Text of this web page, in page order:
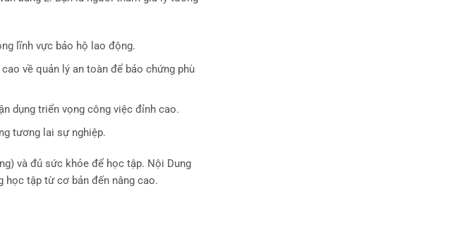
lĩnh vực bảo hộ lao động.
về quản lý an toàn để bảo chứng phù
dụng triển vọng công việc đỉnh cao.
tương lai sự nghiệp.
và đủ sức khỏe để học tập. Nội Dung
học tập từ cơ bản đến nâng cao.